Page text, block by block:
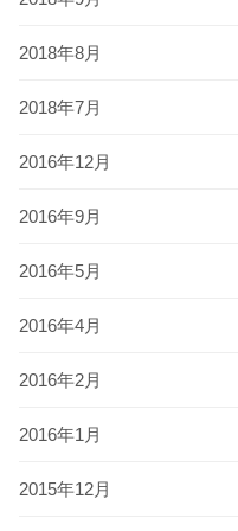
2018年8月
2018年7月
2016年12月
2016年9月
2016年5月
2016年4月
2016年2月
2016年1月
2015年12月